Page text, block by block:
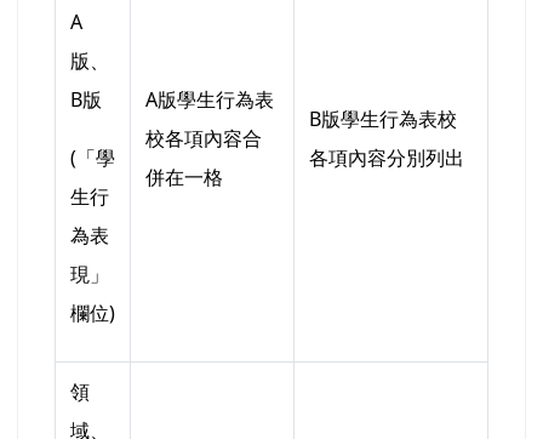
A
版、
B版
(「學
生行
為表
現」
欄位)
A版學生行為表
校各項內容合
併在一格
B版學生行為表校
各項內容分別列出
領
域、